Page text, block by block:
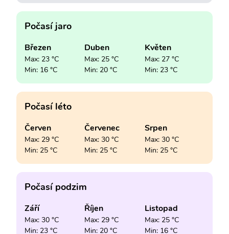
Počasí jaro
Březen
Max: 23 °C
Min: 16 °C
Duben
Max: 25 °C
Min: 20 °C
Květen
Max: 27 °C
Min: 23 °C
Počasí léto
Červen
Max: 29 °C
Min: 25 °C
Červenec
Max: 30 °C
Min: 25 °C
Srpen
Max: 30 °C
Min: 25 °C
Počasí podzim
Září
Max: 30 °C
Min: 23 °C
Říjen
Max: 29 °C
Min: 20 °C
Listopad
Max: 25 °C
Min: 16 °C